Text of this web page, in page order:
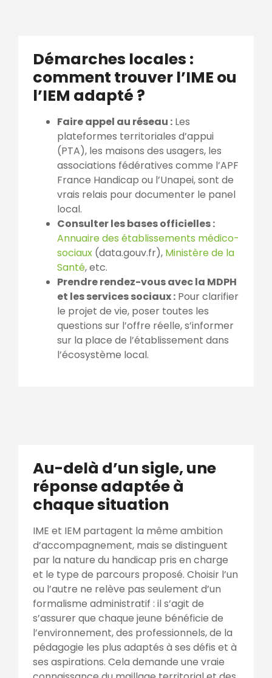
Démarches locales :
comment trouver l’IME ou
l’IEM adapté ?
Faire appel au réseau : Les
plateformes territoriales d’appui
(PTA), les maisons des usagers, les
associations fédératives comme l’APF
France Handicap ou l’Unapei, sont de
vrais relais pour documenter le panel
local.
Consulter les bases officielles :
Annuaire des établissements médico-
sociaux (data.gouv.fr), Ministère de la
Santé, etc.
Prendre rendez-vous avec la MDPH
et les services sociaux : Pour clarifier
le projet de vie, poser toutes les
questions sur l’offre réelle, s’informer
sur la place de l’établissement dans
l’écosystème local.
Au-delà d’un sigle, une
réponse adaptée à
chaque situation
IME et IEM partagent la même ambition
d’accompagnement, mais se distinguent
par la nature du handicap pris en charge
et le type de parcours proposé. Choisir l’un
ou l’autre ne relève pas seulement d’un
formalisme administratif : il s’agit de
s’assurer que chaque jeune bénéficie de
l’environnement, des professionnels, de la
pédagogie les plus adaptés à ses défis et à
ses aspirations. Cela demande une vraie